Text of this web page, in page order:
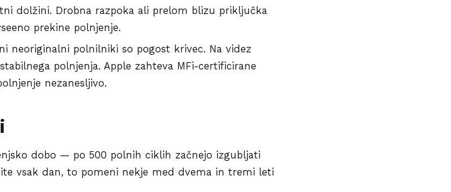
dolžini. Drobna razpoka ali prelom blizu priključka
prekine polnjenje.
neoriginalni polnilniki so pogost krivec. Na videz
polnjenja. Apple zahteva MFi-certificirane
nezanesljivo.
dobo — po 500 polnih ciklih začnejo izgubljati
vsak dan, to pomeni nekje med dvema in tremi leti